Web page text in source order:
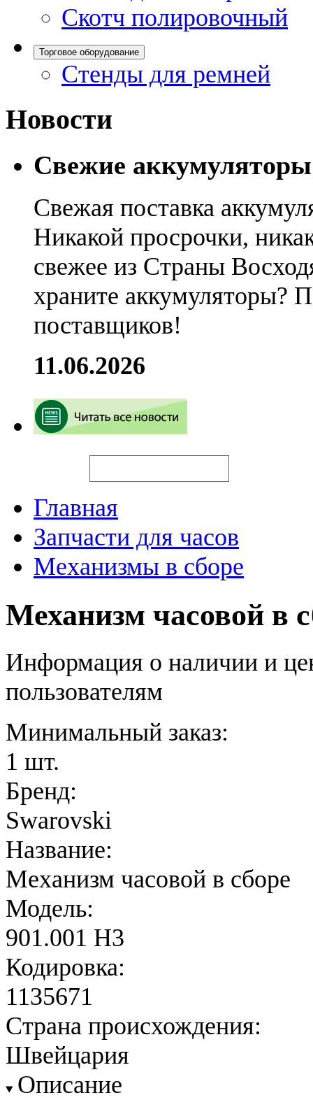
Скотч полировочный
Торговое оборудование
Стенды для ремней
Новости
Свежие
Свежая поставка
Никакой просрочки,
свежее из Страны
храните аккумуляторы?
поставщиков!
11.06.2026
Главная
Запчасти для часов
Механизмы в сборе
Механизм часовой в
Информация о наличии и
пользователям
Минимальный заказ:
1 шт.
Бренд:
Swarovski
Название:
Механизм часовой в сборе
Модель:
901.001 H3
Кодировка:
1135671
Страна происхождения:
Швейцария
Описание